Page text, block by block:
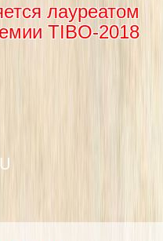
лауреатом
TIBO-2018